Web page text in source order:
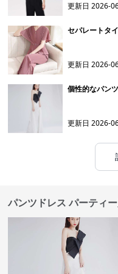
更新日2026-
セパレートタ
更新日2026-
個性的なパン
更新日2026-
パンツドレス パーティ